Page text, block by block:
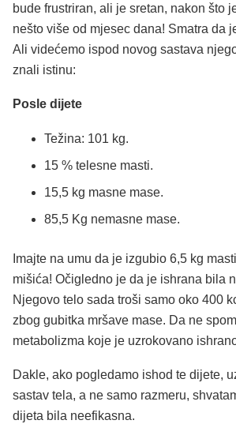
bude frustriran, ali je sretan, nakon što
nešto više od mjesec dana! Smatra da
Ali videćemo ispod novog sastava
znali istinu:
Posle dijete
Težina: 101 kg.
15 % telesne masti.
15,5 kg masne mase.
85,5 Kg nemasne mase.
Imajte na umu da je izgubio 6,5 kg
mišića! Očigledno je da je ishrana bila
Njegovo telo sada troši samo oko 400
zbog gubitka mršave mase. Da ne
metabolizma koje je uzrokovano
Dakle, ako pogledamo ishod te dijete,
sastav tela, a ne samo razmeru,
dijeta bila neefikasna.